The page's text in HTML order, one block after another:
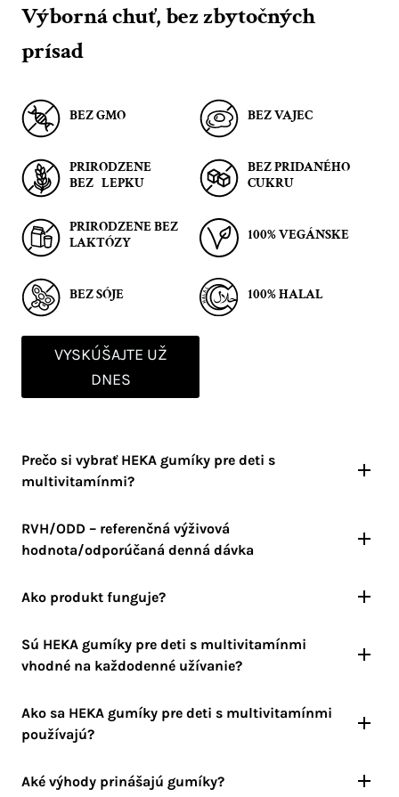
Výborná chuť, bez zbytočných
prísad
BEZ GMO
PRIRODZENE
BEZ LEPKU
PRIRODZENE BEZ
LAKTÓZY
BEZ SÓJE
BEZ VAJEC
BEZ PRIDANÉHO
CUKRU
100% VEGÁNSKE
100% HALAL
VYSKÚŠAJTE UŽ
DNES
Prečo si vybrať HEKA gumíky pre deti s
multivitamínmi?
RVH/ODD – referenčná výživová
hodnota/odporúčaná denná dávka
Ako produkt funguje?
Sú HEKA gumíky pre deti s multivitamínmi
vhodné na každodenné užívanie?
Ako sa HEKA gumíky pre deti s multivitamínmi
používajú?
Aké výhody prinášajú gumíky?